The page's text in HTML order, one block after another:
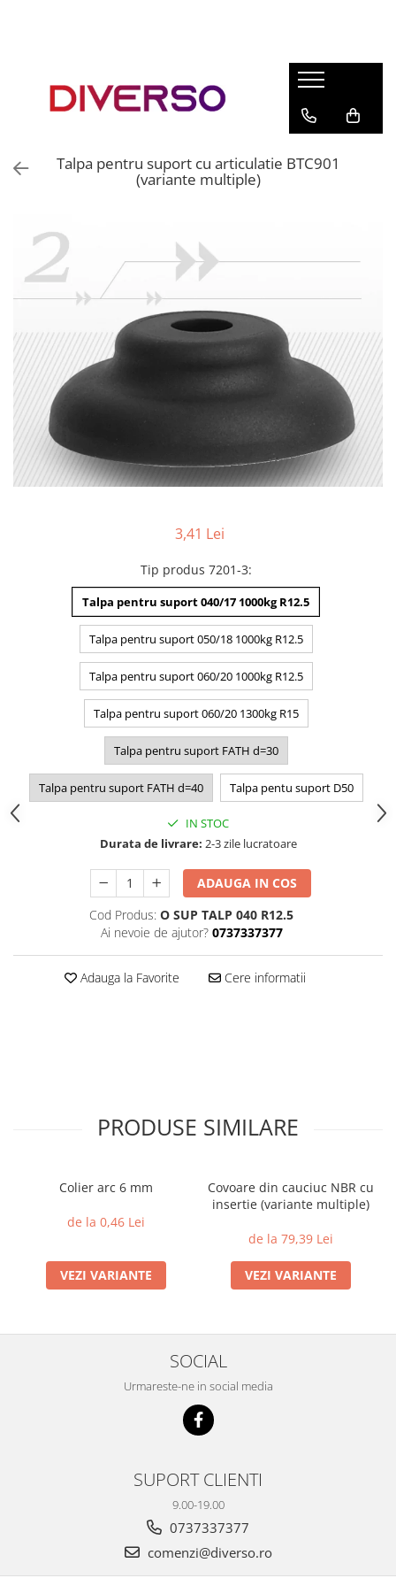
ASA
TPU
PMMA
Talpa pentru suport cu articulatie BTC901
(variante multiple)
3,41 Lei
Tip produs 7201-3:
Talpa pentru suport 040/17 1000kg R12.5
Talpa pentru suport 050/18 1000kg R12.5
Talpa pentru suport 060/20 1000kg R12.5
Talpa pentru suport 060/20 1300kg R15
Talpa pentru suport FATH d=30
Talpa pentru suport FATH d=40 Talpa pentu suport D50
IN STOC
Durata de livrare: 2-3 zile lucratoare
ADAUGA IN COS
Cod Produs: O SUP TALP 040 R12.5
Ai nevoie de ajutor? 0737337377
Adauga la Favorite Cere informatii
PRODUSE SIMILARE
Colier arc 6 mm
de la 0,46 Lei
VEZI VARIANTE
Covoare din cauciuc NBR cu
insertie (variante multiple)
de la 79,39 Lei
VEZI VARIANTE
SOCIAL
Urmareste-ne in social media
SUPORT CLIENTI
9.00-19.00
0737337377
comenzi@diverso.ro